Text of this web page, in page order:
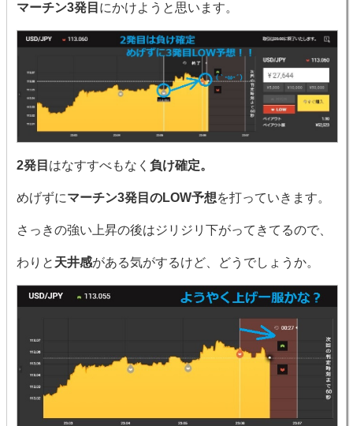
マーチン3発目 にかけようと思います。
2発目 はなすすべもなく 負け確定。
めげずにマーチン3発目のLOW予想を打っていきます。
さっきの強い上昇の後はジリジリ下がってきてるので、
わりと 天井感がある気がするけど、どうでしょうか。